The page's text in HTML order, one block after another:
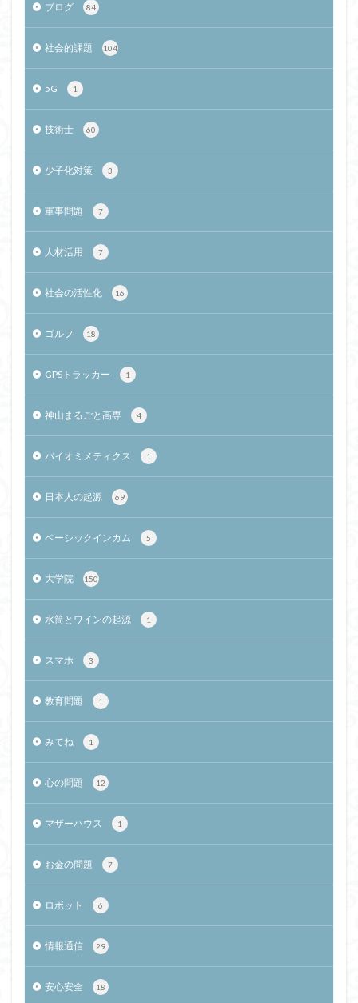
ブログ 84
社会的課題 104
5G 1
技術士 60
少子化対策 3
軍事問題 7
人材活用 7
社会の活性化 16
ゴルフ 18
GPSトラッカー 1
神山まるごと高専 4
バイオミメティクス 1
日本人の起源 69
ベーシックインカム 5
大学院 150
水筒とワインの起源 1
スマホ 3
教育問題 1
みてね 1
心の問題 12
マザーハウス 1
お金の問題 7
ロボット 6
情報通信 29
安心安全 18